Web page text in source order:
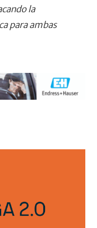
la
para ambas